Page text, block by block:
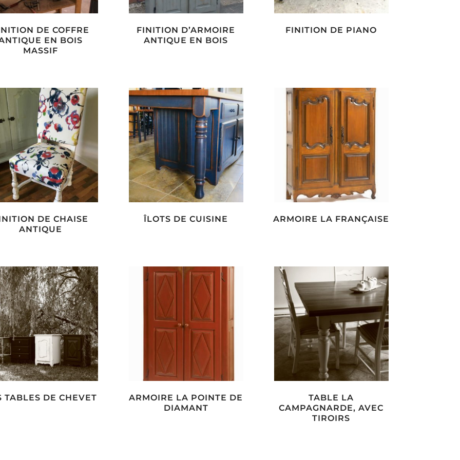
DE COFFRE
EN BOIS
MASSIF
FINITION D’ARMOIRE
ANTIQUE EN BOIS
FINITION DE PIANO
DE CHAISE
ANTIQUE
ÎLOTS DE CUISINE ARMOIRE LA FRANÇAISE
TABLES DE CHEVET
ARMOIRE LA POINTE DE
DIAMANT
TABLE LA
CAMPAGNARDE, AVEC
TIROIRS